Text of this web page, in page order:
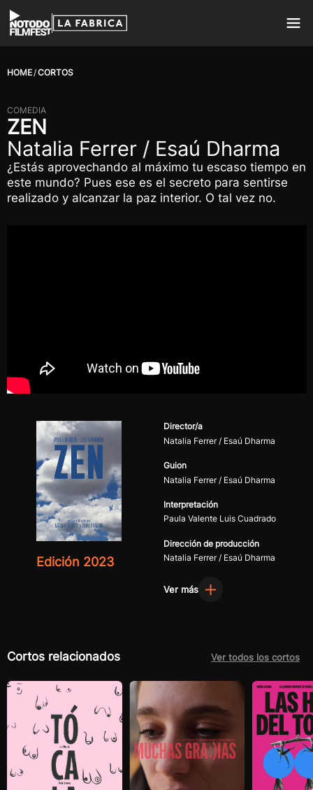
HOME CORTOS
COMEDIA
ZEN
Natalia Ferrer / Esaú Dharma
¿Estás aprovechando al máximo tu escaso tiempo en
este mundo? Pues ese es el secreto para sentirse
realizado y alcanzar la paz interior. O tal vez no.
Edición 2023
Director/a
Natalia Ferrer / Esaú Dharma
Guion
Natalia Ferrer / Esaú Dharma
Interpretación
Paula Valente Luis Cuadrado
Dirección de producción
Natalia Ferrer / Esaú Dharma
Ver más
Cortos relacionados Ver todos los cortos